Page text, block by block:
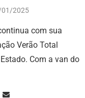
2025
com sua
Verão Total
Com a van do